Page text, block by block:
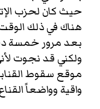
حيث كان لحزب
هناك في ذلك
بعد مرور خمسة
موقع سقوط
واقية وواضعاً